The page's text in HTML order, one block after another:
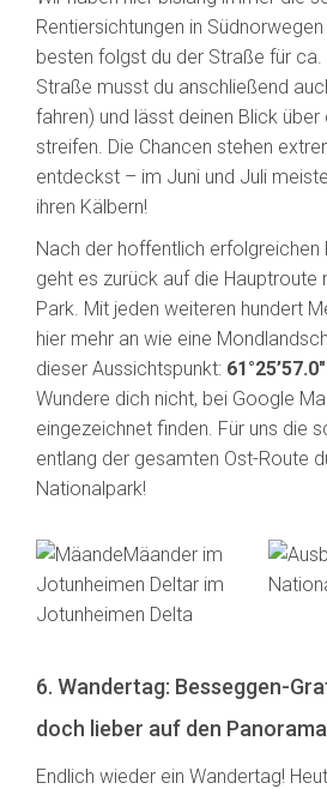
Rentiersichtungen in
besten folgst du der Straße für
Straße musst du anschließend
fahren) und lässt deinen Blick über
streifen. Die Chancen stehen
entdeckst – im Juni und Juli
ihren Kälbern!
Nach der hoffentlich erfolgreichen
geht es zurück auf die Hauptroute
Park. Mit jeden weiteren hundert
hier mehr an wie eine
dieser Aussichtspunkt:
Wundere dich nicht, bei Google
eingezeichnet finden. Für uns die
entlang der gesamten Ost-Route
Nationalpark!
6. Wandertag: Besseggen-
doch lieber auf den
Endlich wieder ein Wandertag!